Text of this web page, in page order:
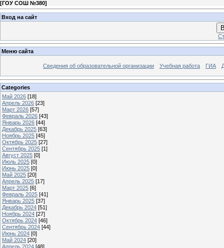
[ГОУ СОШ №380]
Вход на сайт
Меню сайта
Сведения об образовательной организации Учебная работа ГИА
Categories
Май 2026 [18]
Апрель 2026 [23]
Март 2026 [57]
Февраль 2026 [43]
Январь 2026 [44]
Декабрь 2025 [63]
Ноябрь 2025 [45]
Октябрь 2025 [27]
Сентябрь 2025 [1]
Август 2025 [0]
Июль 2025 [0]
Июнь 2025 [0]
Май 2025 [20]
Апрель 2025 [17]
Март 2025 [6]
Февраль 2025 [41]
Январь 2025 [37]
Декабрь 2024 [51]
Ноябрь 2024 [27]
Октябрь 2024 [46]
Сентябрь 2024 [44]
Июнь 2024 [0]
Май 2024 [20]
Апрель 2024 [48]